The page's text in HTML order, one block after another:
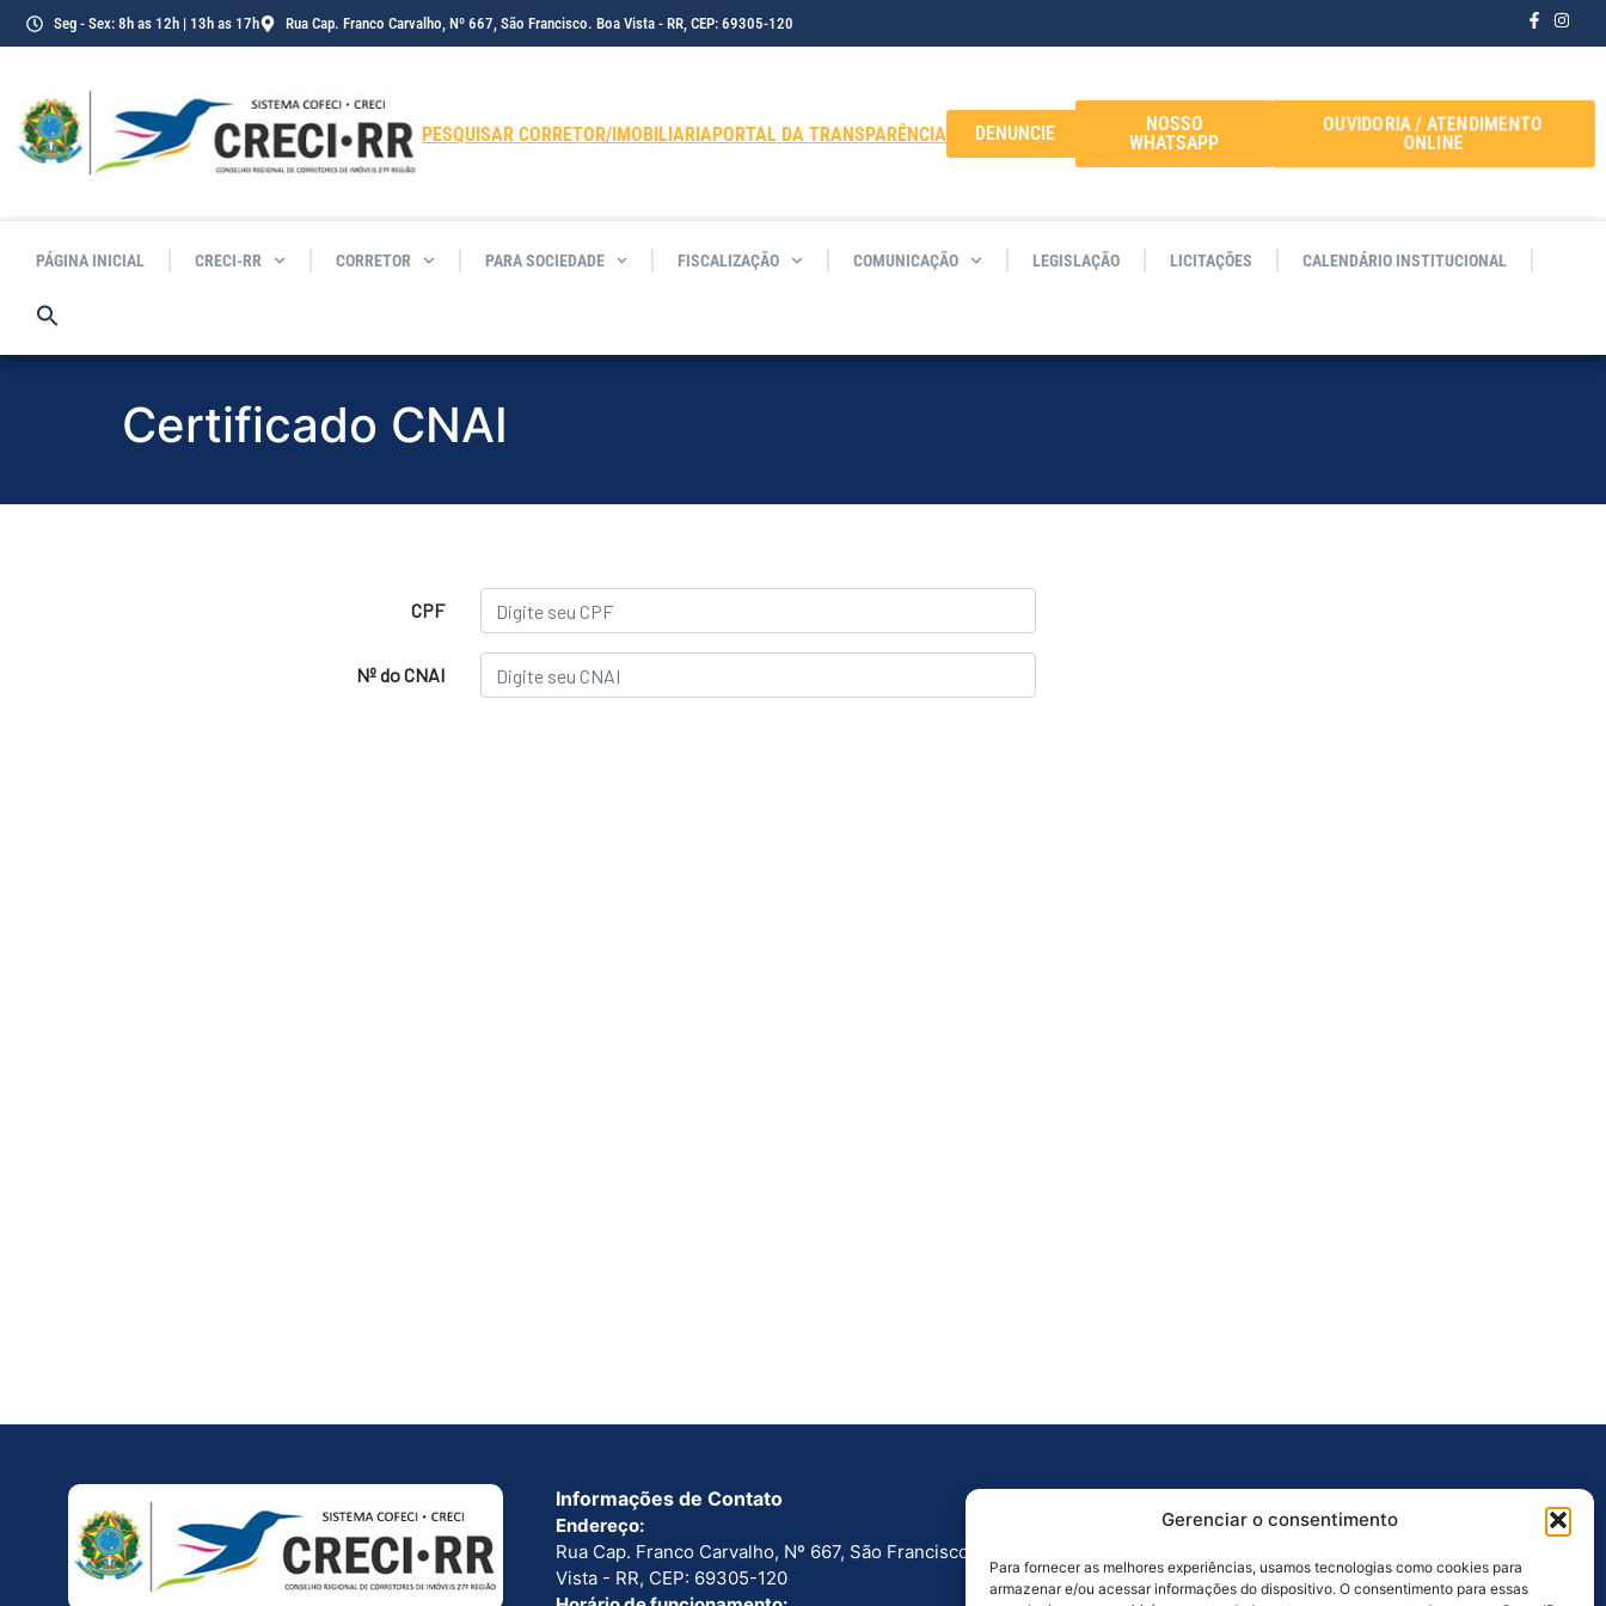
Gerenciar o consentimento
Para fornecer as melhores experiências, usamos tecnologias como cookies para
armazenar e/ou acessar informações do dispositivo. O consentimento para essas
conteúdoSeg - Sex: 8h as 12h | 13h as 17h Rua Cap. Franco Carvalho, Nº 667, São Francisco. Boa Vista - RR, CEP: 69305-120
PESQUISAR CORRETOR/IMOBILIARIAPORTAL DA TRANSPARÊNCIA DENUNCIE
NOSSO
WHATSAPP
OUVIDORIA / ATENDIMENTO
ONLINE
PÁGINA INICIAL CRECI-RR CORRETOR PARA SOCIEDADE FISCALIZAÇÃO COMUNICAÇÃO LEGISLAÇÃO LICITAÇÕES CALENDÁRIO INSTITUCIONAL
Certificado CNAI
Informações de Contato
Endereço:
Rua Cap. Franco Carvalho, Nº 667, São Francisco. Boa
Vista - RR, CEP: 69305-120
Ouvidoria
Licitações